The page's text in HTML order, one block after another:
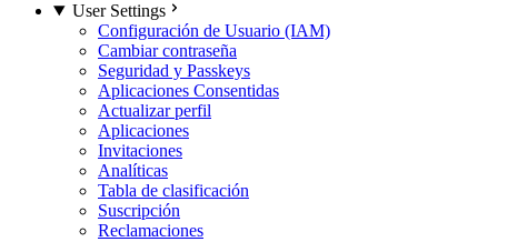
User Settings
Configuración de Usuario (IAM)
Cambiar contraseña
Seguridad y Passkeys
Aplicaciones Consentidas
Actualizar perfil
Aplicaciones
Invitaciones
Analíticas
Tabla de clasificación
Suscripción
Reclamaciones